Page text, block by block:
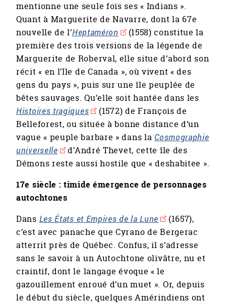
mentionne une seule fois ses « Indians ».
Quant à Marguerite de Navarre, dont la 67e
nouvelle de l’Heptaméron
(1558) constitue la
première des trois versions de la légende de
Marguerite de Roberval, elle situe d’abord son
récit « en l’Ile de Canada », où vivent « des
gens du pays », puis sur une île peuplée de
bêtes sauvages. Qu’elle soit hantée dans les
Histoires tragiques
(1572) de François de
Belleforest, ou située à bonne distance d’un
vague « peuple barbare » dans la Cosmographie
universelle
d’André Thevet, cette île des
Démons reste aussi hostile que « deshabitee ».
17e siècle : timide émergence de personnages
autochtones
Dans Les États et Empires de la Lune
(1657),
c’est avec panache que Cyrano de Bergerac
atterrit près de Québec. Confus, il s’adresse
sans le savoir à un Autochtone olivâtre, nu et
craintif, dont le langage évoque « le
gazouillement enroué d’un muet ». Or, depuis
le début du siècle, quelques Amérindiens ont